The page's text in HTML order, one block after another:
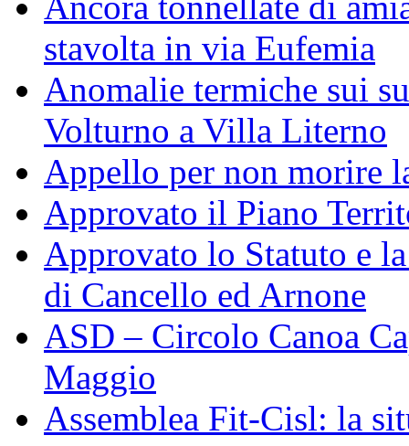
stavolta in via Eufemia
Anomalie termiche sui
Volturno a Villa Literno
Appello per non morire
Approvato il Piano
Approvato lo Statuto e
di Cancello ed Arnone
ASD – Circolo Canoa
Maggio
Assemblea Fit-Cisl: la